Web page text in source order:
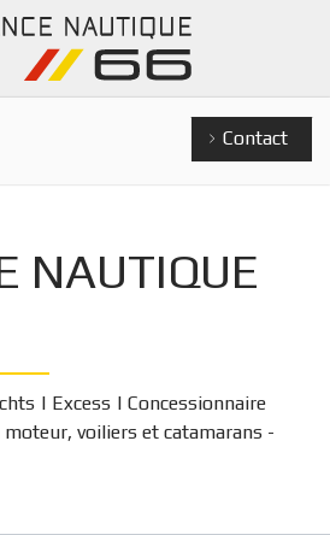
Contact
NAUTIQUE
| Excess | Concessionnaire
voiliers et catamarans -